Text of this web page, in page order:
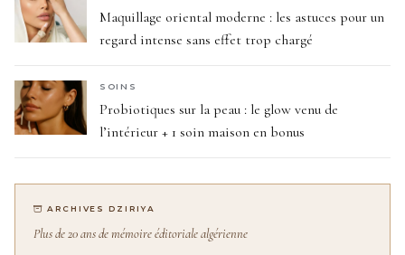
Maquillage oriental moderne : les astuces pour un
regard intense sans effet trop chargé
SOINS
Probiotiques sur la peau : le glow venu de
l’intérieur + 1 soin maison en bonus
ARCHIVES DZIRIYA
Plus de 20 ans de mémoire éditoriale algérienne